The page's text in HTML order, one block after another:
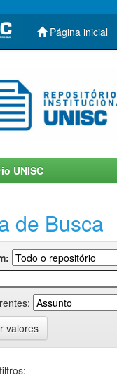
Página inicial
UNISC
de Busca
valores